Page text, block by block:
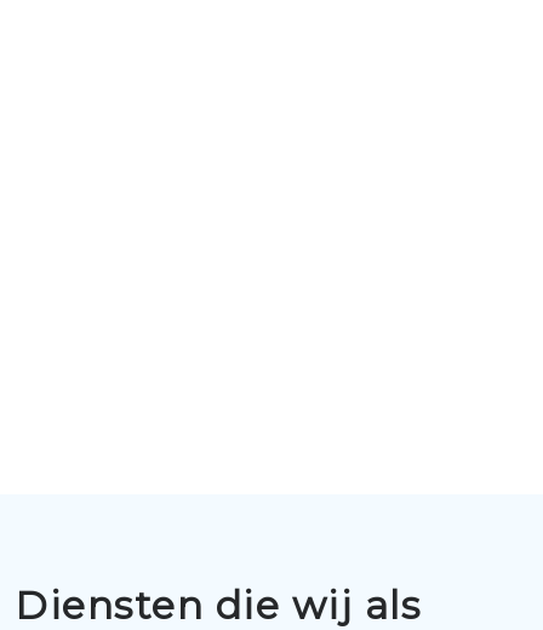
Diensten die wij als